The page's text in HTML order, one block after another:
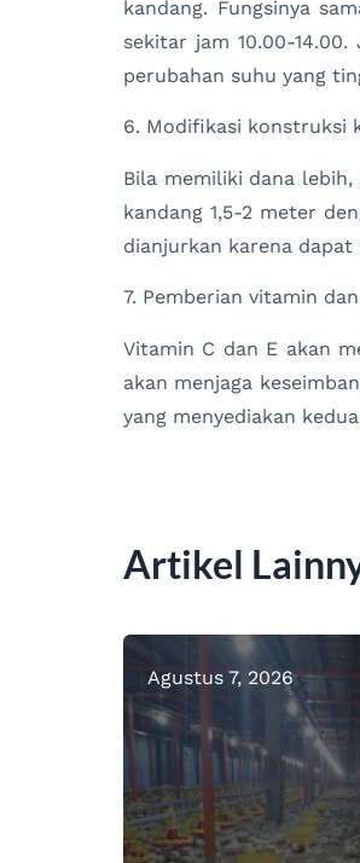
kandang. Fungsinya
sekitar jam 10.00-14.00.
perubahan suhu yang
6. Modifikasi konstruksi
Bila memiliki dana
kandang 1,5-2 meter
dianjurkan karena dapat
7. Pemberian vitamin
Vitamin C dan E akan
akan menjaga
yang menyediakan
Artikel
Agustus 7, 2026